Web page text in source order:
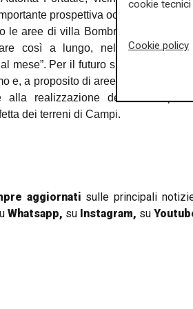
prospettiva occupazionale,
le aree di villa Bombrini, peraltro
così a lungo, nelle casse del
mese”. Per il futuro si
e, a proposito di aree, è contento
alla realizzazione del nuovo
dei terreni di Campi.
aggiornati sulle principali
Whatsapp, su Instagram, su
cookie tecnici
Cookie policy